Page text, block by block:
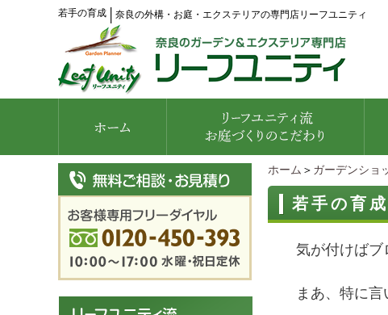
若手の育成 奈良の外構・お庭・エクステリアの専門店リーフユニティ
ホーム ＞ ガーデンショ
若手の育成
気が付けばブ
まあ、特に